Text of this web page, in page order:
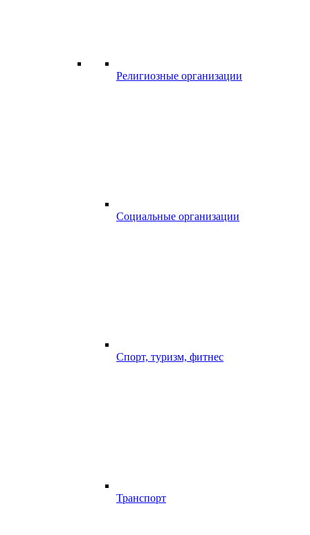
Религиозные организации
Социальные организации
Спорт, туризм, фитнес
Транспорт